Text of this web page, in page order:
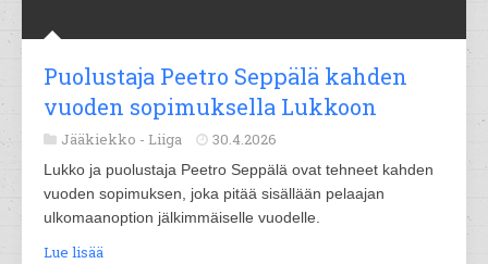
Puolustaja Peetro Seppälä kahden
vuoden sopimuksella Lukkoon
Jääkiekko - Liiga 30.4.2026
Lukko ja puolustaja Peetro Seppälä ovat tehneet kahden
vuoden sopimuksen, joka pitää sisällään pelaajan
ulkomaanoption jälkimmäiselle vuodelle.
Lue lisää